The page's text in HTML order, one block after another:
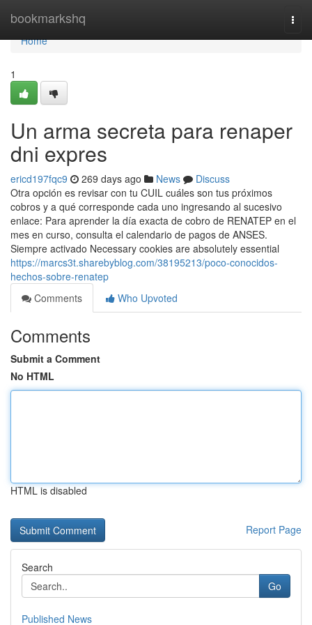
bookmarkshq
Home
Home
1
Un arma secreta para renaper
dni expres
ericd197fqc9 269 days ago News
Discuss
Otra opción es revisar con tu CUIL cuáles son tus próximos
cobros y a qué corresponde cada uno ingresando al sucesivo
enlace: Para aprender la día exacta de cobro de ⁣RENATEP en el
mes en curso, consulta el calendario de ​pagos de ANSES.
Siempre activado Necessary cookies are absolutely essential
https://marcs3t.sharebyblog.com/38195213/poco-conocidos-
hechos-sobre-renatep
Comments
Who Upvoted
Comments
Submit a Comment
No HTML
HTML is disabled
Report Page
Search
Go
Published News